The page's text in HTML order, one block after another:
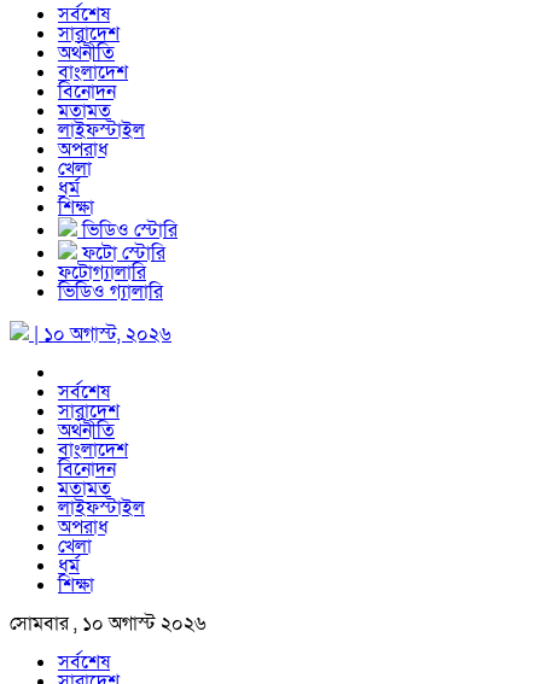
সর্বশেষ
সারাদেশ
অর্থনীতি
বাংলাদেশ
বিনোদন
মতামত
লাইফস্টাইল
অপরাধ
খেলা
ধর্ম
শিক্ষা
ভিডিও স্টোরি
ফটো স্টোরি
ফটোগ্যালারি
ভিডিও গ্যালারি
| ১০ অগাস্ট, ২০২৬
সর্বশেষ
সারাদেশ
অর্থনীতি
বাংলাদেশ
বিনোদন
মতামত
লাইফস্টাইল
অপরাধ
খেলা
ধর্ম
শিক্ষা
সোমবার , ১০ অগাস্ট ২০২৬
সর্বশেষ